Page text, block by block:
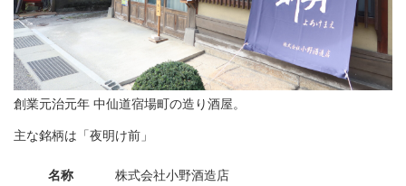
創業元治元年 中仙道宿場町の造り酒屋。
主な銘柄は「夜明け前」
名称
株式会社小野酒造店